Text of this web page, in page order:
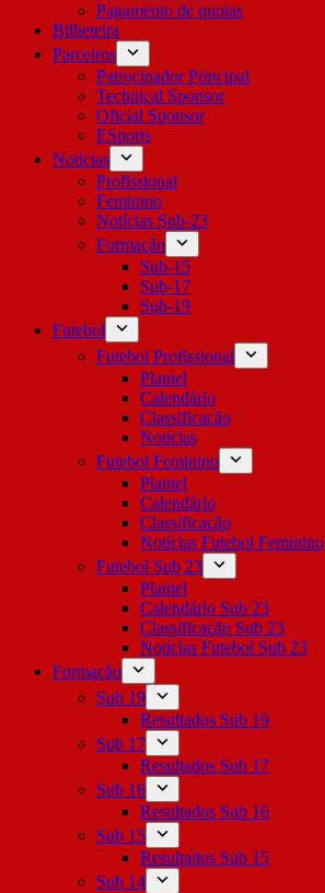
Pagamento de quotas
Bilheteira
Parceiros
Patrocinador Principal
Technical Sponsor
Oficial Sponsor
ESports
Notícias
Profissional
Feminino
Notícias Sub-23
Formação
Sub-15
Sub-17
Sub-19
Futebol
Futebol Profissional
Plantel
Calendário
Classificação
Notícias
Futebol Feminino
Plantel
Calendário
Classificação
Notícias Futebol Feminino
Futebol Sub 23
Plantel
Calendário Sub 23
Classificação Sub 23
Notícias Futebol Sub 23
Formação
Sub 19
Resultados Sub 19
Sub 17
Resultados Sub 17
Sub 16
Resultados Sub 16
Sub 15
Resultados Sub 15
Sub 14